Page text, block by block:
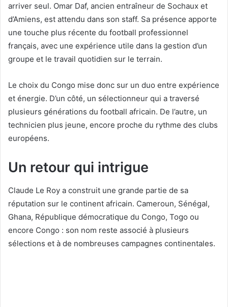
arriver seul. Omar Daf, ancien entraîneur de Sochaux et
d’Amiens, est attendu dans son staff. Sa présence apporte
une touche plus récente du football professionnel
français, avec une expérience utile dans la gestion d’un
groupe et le travail quotidien sur le terrain.
Le choix du Congo mise donc sur un duo entre expérience
et énergie. D’un côté, un sélectionneur qui a traversé
plusieurs générations du football africain. De l’autre, un
technicien plus jeune, encore proche du rythme des clubs
européens.
Un retour qui intrigue
Claude Le Roy a construit une grande partie de sa
réputation sur le continent africain. Cameroun, Sénégal,
Ghana, République démocratique du Congo, Togo ou
encore Congo : son nom reste associé à plusieurs
sélections et à de nombreuses campagnes continentales.